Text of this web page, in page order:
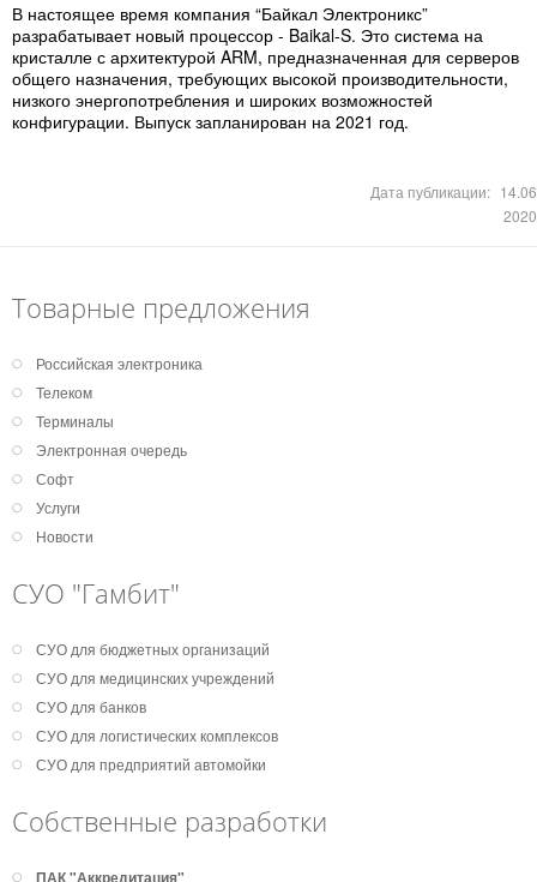
В настоящее время компания “Байкал Электроникс”
разрабатывает новый процессор - Baikal-S. Это система на
кристалле с архитектурой ARM, предназначенная для серверов
общего назначения, требующих высокой производительности,
низкого энергопотребления и широких возможностей
конфигурации. Выпуск запланирован на 2021 год.
Дата публикации: 14.06
2020
Товарные предложения
Российская электроника
Телеком
Терминалы
Электронная очередь
Софт
Услуги
Новости
СУО "Гамбит"
СУО для бюджетных организаций
СУО для медицинских учреждений
СУО для банков
СУО для логистических комплексов
СУО для предприятий автомойки
Собственные разработки
ПАК "Аккредитация"